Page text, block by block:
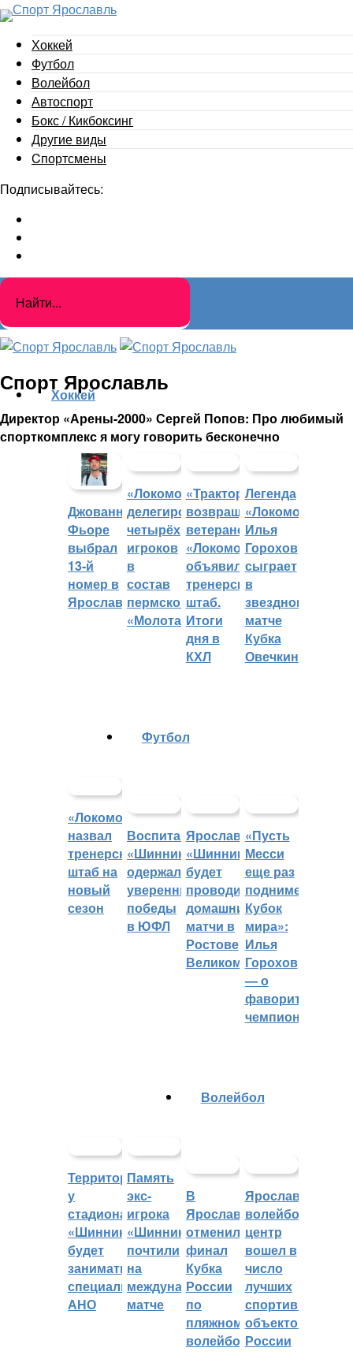
Хоккей
Футбол
Волейбол
Автоспорт
Бокс / Кикбоксинг
Другие виды
Cпортсмены
Подписывайтесь:
Спорт Ярославль
Директор «Арены-2000» Сергей Попов: Про любимый
спорткомплекс я могу говорить бесконечно
Хоккей
Джованни
Фьоре
выбрал
13-й
номер в
Ярославле
«Локомотив»
делегировал
четырёх
игроков
в
состав
пермского
«Молота»
«Трактор»
возвращает
ветеранов,
«Локомотив»
объявил
тренерский
штаб.
Итоги
дня в
КХЛ
Легенда
«Локомотива»
Илья
Горохов
сыграет
в
звездном
матче
Кубка
Овечкина
«Локомотив»
назвал
тренерский
штаб на
новый
сезон
Футбол
Воспитанники
«Шинника»
одержали
уверенные
победы
в ЮФЛ
Ярославский
«Шинник»
будет
проводить
домашние
матчи в
Ростове
Великом
«Пусть
Месси
еще раз
поднимет
Кубок
мира»:
Илья
Горохов
— о
фаворитах
чемпионата
Территорией
у
стадиона
«Шинник»
будет
заниматься
специальное
АНО
Память
экс-
игрока
«Шинника»
почтили
на
международном
матче
Волейбол
В
Ярославле
отменили
финал
Кубка
России
по
пляжному
волейболу
Ярославский
волейбольный
центр
вошел в
число
лучших
спортивных
объектов
России